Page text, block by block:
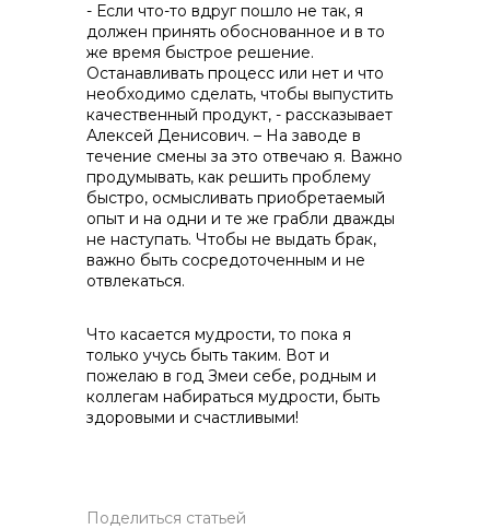
- Если что-то вдруг пошло не так, я
должен принять обоснованное и в то
же время быстрое решение.
Останавливать процесс или нет и что
необходимо сделать, чтобы выпустить
качественный продукт, - рассказывает
Алексей Денисович. – На заводе в
течение смены за это отвечаю я. Важно
продумывать, как решить проблему
быстро, осмысливать приобретаемый
опыт и на одни и те же грабли дважды
не наступать. Чтобы не выдать брак,
важно быть сосредоточенным и не
отвлекаться.
Что касается мудрости, то пока я
только учусь быть таким. Вот и
пожелаю в год Змеи себе, родным и
коллегам набираться мудрости, быть
здоровыми и счастливыми!
Поделиться статьей